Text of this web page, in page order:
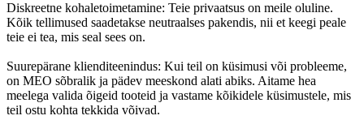
Diskreetne kohaletoimetamine: Teie privaatsus on meile oluline.
Kõik tellimused saadetakse neutraalses pakendis, nii et keegi peale
teie ei tea, mis seal sees on.
Suurepärane klienditeenindus: Kui teil on küsimusi või probleeme,
on MEO sõbralik ja pädev meeskond alati abiks. Aitame hea
meelega valida õigeid tooteid ja vastame kõikidele küsimustele, mis
teil ostu kohta tekkida võivad.